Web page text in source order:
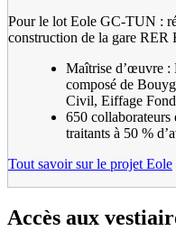
Pour le lot Eole GC-TUN :
construction de la gare RER
Maîtrise d’œuvre :
composé de
Civil, Eiffage
650 collaborateurs
traitants à 50 %
Tout savoir sur le projet Eole
Accès aux